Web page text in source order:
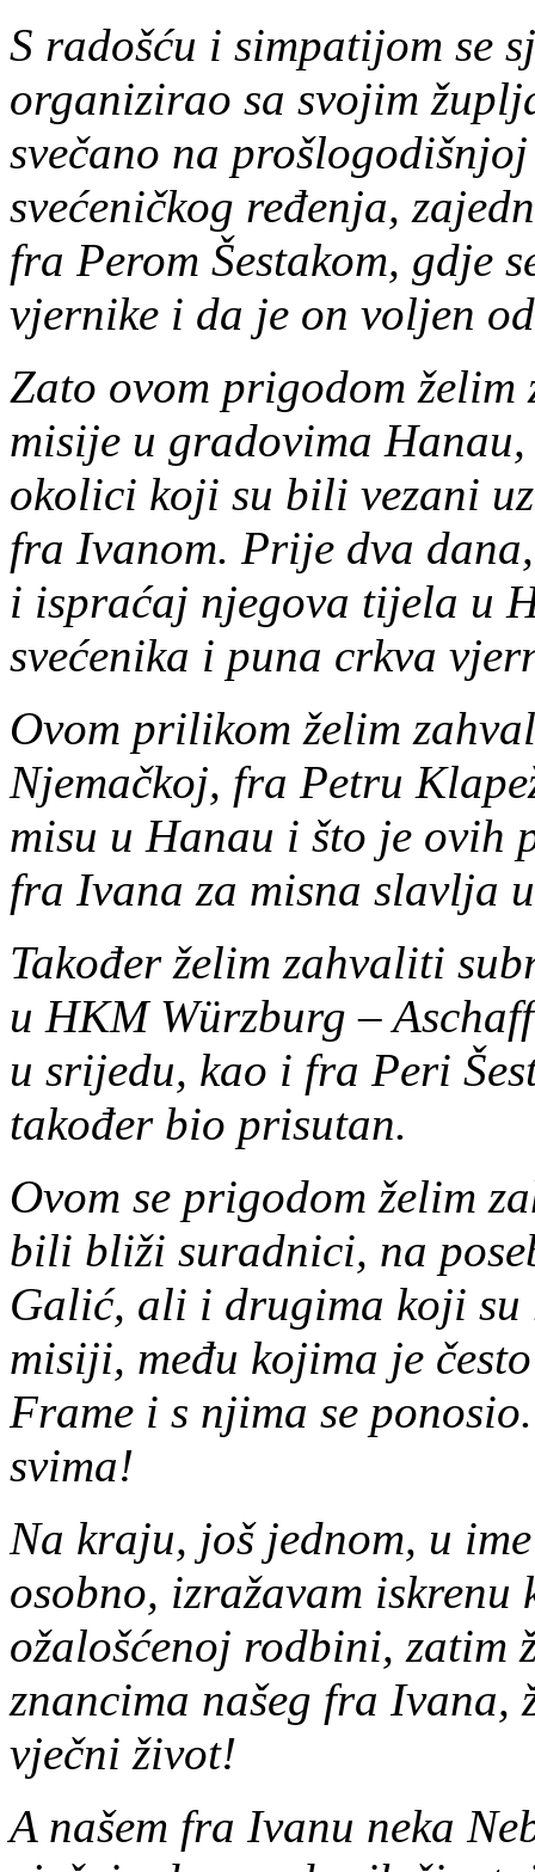
S radošću i simpatijom se
organizirao sa svojim
svečano na
svećeničkog ređenja,
fra Perom Šestakom, gdje
vjernike i da je on voljen
Zato ovom prigodom
misije u gradovima
okolici koji su bili vezani
fra Ivanom. Prije dva
i ispraćaj njegova tijela u
svećenika i puna crkva
Ovom prilikom želim
Njemačkoj, fra Petru
misu u Hanau i što je ovih
fra Ivana za misna slavlja
Također želim zahvaliti
u HKM Würzburg –
u srijedu, kao i fra Peri
također bio prisutan.
Ovom se prigodom želim
bili bliži suradnici, na
Galić, ali i drugima koji
misiji, među kojima je
Frame i s njima se
svima!
Na kraju, još jednom, u
osobno, izražavam
ožalošćenoj rodbini,
znancima našeg fra Ivana,
vječni život!
A našem fra Ivanu neka